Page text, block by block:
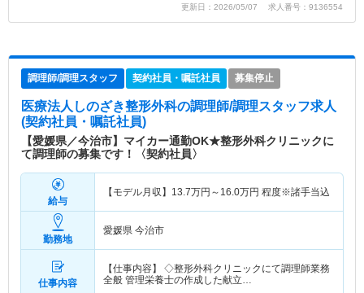
更新日：2026/05/07 求人番号：9136554
調理師/調理スタッフ 契約社員・嘱託社員 募集停止
医療法人しのざき整形外科の調理師/調理スタッフ求人
(契約社員・嘱託社員)
【愛媛県／今治市】マイカー通勤OK★整形外科クリニックに
て調理師の募集です！〈契約社員〉
給与
【モデル月収】 13.7万円～ 16.0万円 程度※諸手当込
勤務地
愛媛県 今治市
仕事内容
【仕事内容】 ◇整形外科クリニックにて調理師業務
全般 管理栄養士の作成した献立…